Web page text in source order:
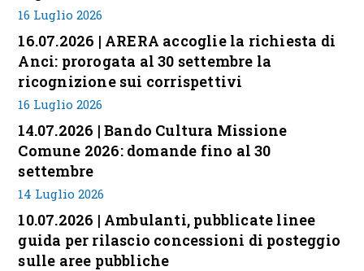
16 Luglio 2026
16.07.2026 | ARERA accoglie la richiesta di
Anci: prorogata al 30 settembre la
ricognizione sui corrispettivi
16 Luglio 2026
14.07.2026 | Bando Cultura Missione
Comune 2026: domande fino al 30
settembre
14 Luglio 2026
10.07.2026 | Ambulanti, pubblicate linee
guida per rilascio concessioni di posteggio
sulle aree pubbliche